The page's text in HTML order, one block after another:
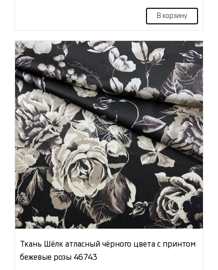
В корзину
Ткань Шёлк атласный чёрного цвета с принтом
бежевые розы 46743